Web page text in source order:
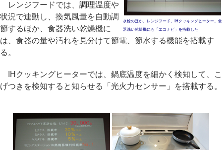
水栓のほか、レンジフード、IHクッキングヒーター、食
器洗い乾燥機にも「エコナビ」を搭載した
レンジフードでは、調理温度や
状況で連動し、換気風量を自動調
節するほか、食器洗い乾燥機に
は、食器の量や汚れを見分けて節電、節水する機能を搭載す
る。
IHクッキングヒーターでは、鍋底温度を細かく検知して、こ
げつきを検知すると知らせる「光火力センサー」を搭載する。